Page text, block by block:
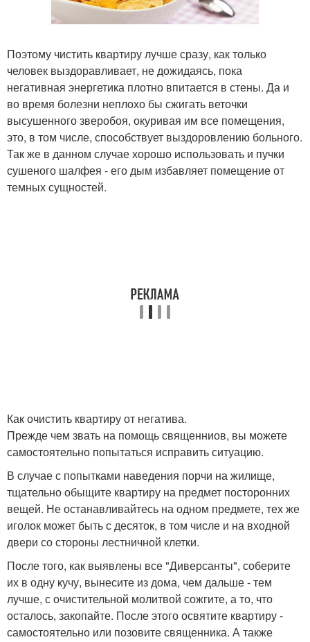
Поэтому чистить квартиру лучше сразу, как только
человек выздоравливает, не дожидаясь, пока
негативная энергетика плотно впитается в стены. Да и
во время болезни неплохо бы сжигать веточки
высушенного зверобоя, окуривая им все помещения,
это, в том числе, способствует выздоровлению больного.
Так же в данном случае хорошо использовать и пучки
сушеного шалфея - его дым избавляет помещение от
темных сущностей.
Как очистить квартиру от негатива.
Прежде чем звать на помощь священниов, вы можете
самостоятельно попытаться исправить ситуацию.
В случае с попытками наведения порчи на жилище,
тщательно обыщите квартиру на предмет посторонних
вещей. Не останавливайтесь на одном предмете, тех же
иголок может быть с десяток, в том числе и на входной
двери со стороны лестничной клетки.
После того, как выявлены все "Диверсанты", соберите
их в одну кучу, вынесите из дома, чем дальше - тем
лучше, с очистительной молитвой сожгите, а то, что
осталось, закопайте. После этого освятите квартиру -
самостоятельно или позовите священника. А также